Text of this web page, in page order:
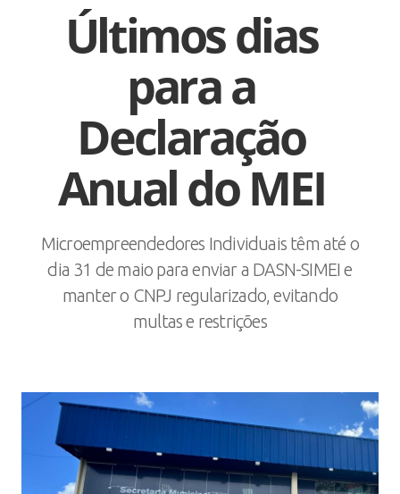
Últimos dias
para a
Declaração
Anual do MEI
Microempreendedores Individuais têm até o
dia 31 de maio para enviar a DASN-SIMEI e
manter o CNPJ regularizado, evitando
multas e restrições